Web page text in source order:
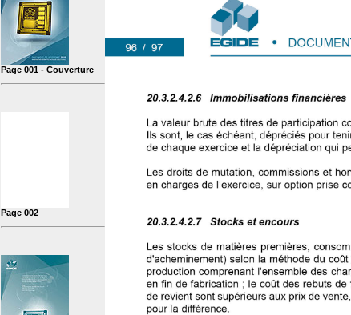
Page 001 - Couverture
Page 002